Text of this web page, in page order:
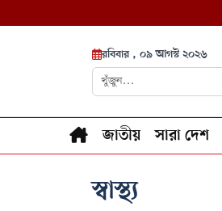
রবিবার , ০৯ আগস্ট ২০২৬
জাতীয় সারা দেশ
স্বাস্থ্য